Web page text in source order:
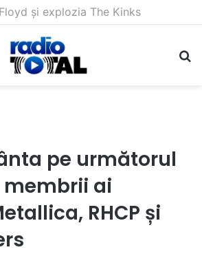
pe următorul
ai
RHCP și